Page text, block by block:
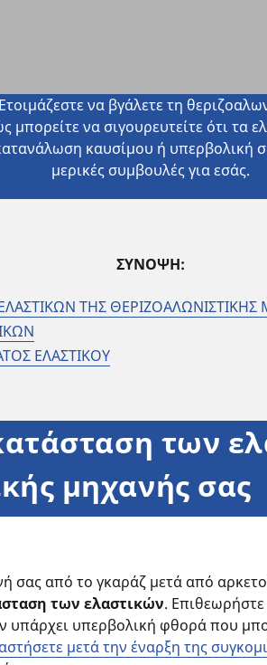
να βγάλετε τη
να σιγουρευτείτε ότι τα
καυσίμου ή υπερβολική
μερικές συμβουλές για εσάς.
ΣΥΝΟΨΗ:
ΤΗΣ
ΕΛΑΣΤΙΚΟΥ
των
μηχανής σας
σας από το γκαράζ μετά από
των ελαστικών.
υπάρχει υπερβολική φθορά που
μετά την έναρξη της